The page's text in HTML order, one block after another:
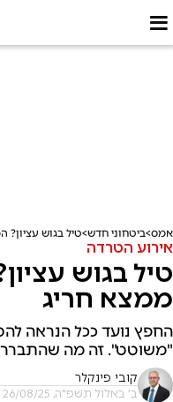
אמס ביטחוני חדש טיל בגוש עציון?
אירוע הטרדה
טיל בגוש
ממצא חריג
החפץ נועד ככל הנראה
"משוטט". זה מה
קובי פינקלר
ב' באלול תשפ"ה, 26/08/25 11:09